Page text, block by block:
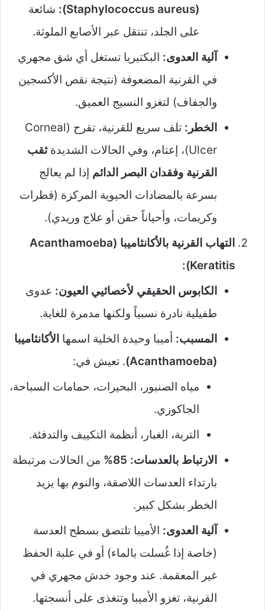
(Staphylococcus aureus):
شائعة
على الجلد، تنتقل عبر الأصابع الملوثة.
آلية العدوى: البكتيريا تستغل أي شق مجهري
في القرنية المضعوفة (نتيجة نقص الأكسجين
والجفاف) لتغزو النسيج العميق.
الخطر:
تلف سريع للقرنية، تقرح (Corneal
Ulcer)، إعتام، وفي الحالات الشديدة
ثقب
القرنية وفقدان البصر الدائم إذا لم يعالج
بسرعة بالمضادات الحيوية المركزة (قطرات
وكريمات، وأحياناً حقن أو علاج وريدي).
التهاب القرنية بالأكانثاميبا (Acanthamoeba
Keratitis):
الكابوس الحقيقي لأخصائيي العيون: عدوى
طفيلية نادرة نسبياً ولكنها مدمرة للغاية.
المسبب: أميبا وحيدة الخلية اسمها الأكانثاميبا
(Acanthamoeba)
. تعيش في:
مياه الصنبور، البحيرات، حمامات السباحة،
الجاكوزي.
التربة، الغبار، أنظمة التكييف والتدفئة.
الارتباط بالعدسات: 85%
من الحالات مرتبطة
بارتداء العدسات اللاصقة، والنوم بها يزيد
الخطر بشكل كبير.
آلية العدوى: الأميبا تلتصق بسطح العدسة
(خاصة إذا غُسلت بالماء) أو في علبة الحفظ
غير المعقمة. عند وجود خدش مجهري في
القرنية، تغزو الأميبا وتتغذى على أنسجتها.